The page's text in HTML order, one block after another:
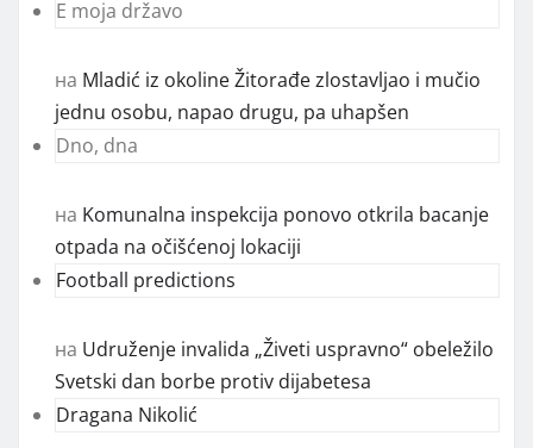
E moja državo
на Mladić iz okoline Žitorađe zlostavljao i mučio
jednu osobu, napao drugu, pa uhapšen
Dno, dna
на Komunalna inspekcija ponovo otkrila bacanje
otpada na očišćenoj lokaciji
Football predictions
на Udruženje invalida „Živeti uspravno“ obeležilo
Svetski dan borbe protiv dijabetesa
Dragana Nikolić